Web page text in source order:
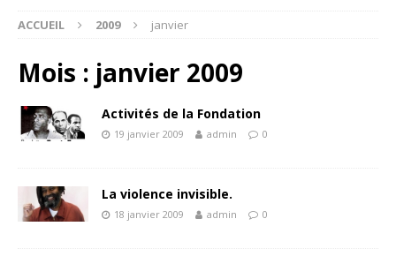
ACCUEIL 2009 janvier
Mois : janvier 2009
Activités de la Fondation
19 janvier 2009 admin 0
La violence invisible.
18 janvier 2009 admin 0